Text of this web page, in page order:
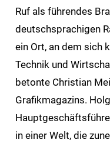
Ruf als führendes
deutschsprachigen
ein Ort, an dem sich
Technik und
betonte Christian
Grafikmagazins.
in einer Welt, die